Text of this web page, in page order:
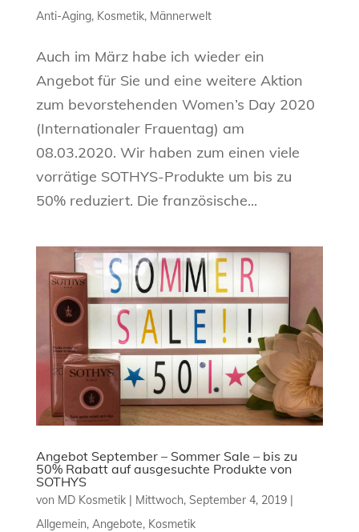
Anti-Aging, Kosmetik, Männerwelt
Auch im März habe ich wieder ein
Angebot für Sie und eine weitere Aktion
zum bevorstehenden Women’s Day 2020
(Internationaler Frauentag) am
08.03.2020. Wir haben zum einen viele
vorrätige SOTHYS-Produkte um bis zu
50% reduziert. Die französische...
Angebot September – Sommer Sale – bis zu
50% Rabatt auf ausgesuchte Produkte von
SOTHYS
von MD Kosmetik| Mittwoch, September 4, 2019|
Allgemein, Angebote, Kosmetik